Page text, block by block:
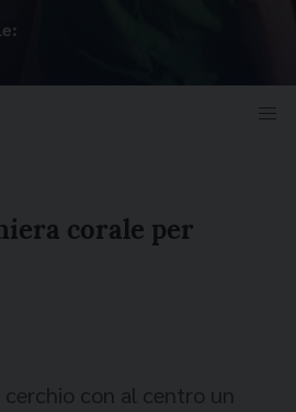
corale per
cerchio con al centro un